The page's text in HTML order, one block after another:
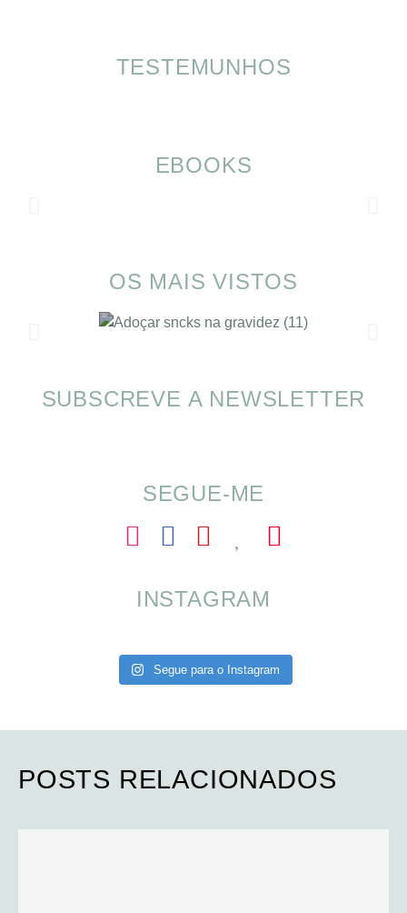
TESTEMUNHOS
EBOOKS
OS MAIS VISTOS
SOMP (SOP): 5 Ideias de Pequenos Almoços
SUBSCREVE A NEWSLETTER
SEGUE-ME
INSTAGRAM
Segue para o Instagram
POSTS RELACIONADOS